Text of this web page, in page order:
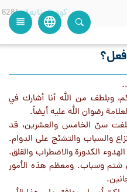
language
view_headline
كود المتابعة 6284
وبلطف من الله أنا أشارك في
رضوان الله عليه أيضاً.
سنّ الخامس والعشرين، قد
والسباب والتشنّج على الدوام.
الكدورة والاضطراب والقلق.
شتم وسباب. ومعظم هذه الأمور